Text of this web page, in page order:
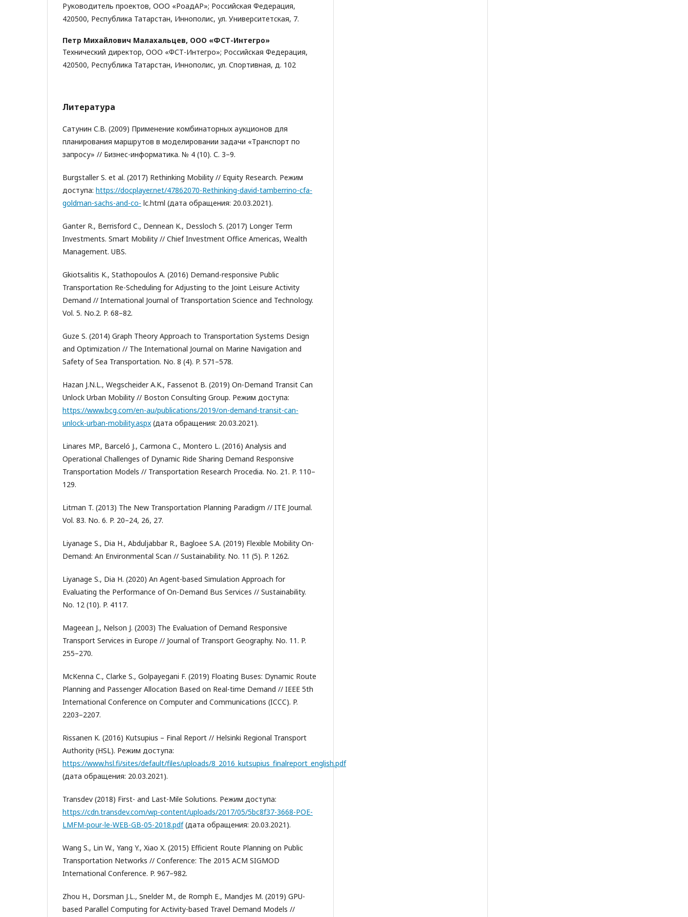
Руководитель проектов, ООО «РоадАР»; Российская Федерация,
420500, Республика Татарстан, Иннополис, ул. Университетская, 7.
Петр Михайлович Малахальцев, ООО «ФСТ-Интегро»
Технический директор, ООО «ФСТ-Интегро»; Российская Федерация,
420500, Республика Татарстан, Иннополис, ул. Спортивная, д. 102
Литература
Сатунин С.В. (2009) Применение комбинаторных аукционов для
планирования маршрутов в моделировании задачи «Транспорт по
запросу» // Бизнес-информатика. № 4 (10). С. 3–9.
Burgstaller S. et al. (2017) Rethinking Mobility // Equity Research. Режим
доступа: https://docplayer.net/47862070-Rethinking-david-tamberrino-cfa-
goldman-sachs-and-co- lc.html (дата обращения: 20.03.2021).
Ganter R., Berrisford C., Dennean K., Dessloch S. (2017) Longer Term
Investments. Smart Mobility // Chief Investment Office Americas, Wealth
Management. UBS.
Gkiotsalitis K., Stathopoulos A. (2016) Demand-responsive Public
Transportation Re-Scheduling for Adjusting to the Joint Leisure Activity
Demand // International Journal of Transportation Science and Technology.
Vol. 5. No.2. P. 68–82.
Guze S. (2014) Graph Theory Approach to Transportation Systems Design
and Optimization // The International Journal on Marine Navigation and
Safety of Sea Transportation. No. 8 (4). P. 571–578.
Hazan J.N.L., Wegscheider A.K., Fassenot B. (2019) On-Demand Transit Can
Unlock Urban Mobility // Boston Consulting Group. Режим доступа:
https://www.bcg.com/en-au/publications/2019/on-demand-transit-can-
unlock-urban-mobility.aspx (дата обращения: 20.03.2021).
Linares MP., Barceló J., Carmona C., Montero L. (2016) Analysis and
Operational Challenges of Dynamic Ride Sharing Demand Responsive
Transportation Models // Transportation Research Procedia. No. 21. P. 110–
129.
Litman T. (2013) The New Transportation Planning Paradigm // ITE Journal.
Vol. 83. No. 6. P. 20–24, 26, 27.
Liyanage S., Dia H., Abduljabbar R., Bagloee S.A. (2019) Flexible Mobility On-
Demand: An Environmental Scan // Sustainability. No. 11 (5). P. 1262.
Liyanage S., Dia H. (2020) An Agent-based Simulation Approach for
Evaluating the Performance of On-Demand Bus Services // Sustainability.
No. 12 (10). P. 4117.
Mageean J., Nelson J. (2003) The Evaluation of Demand Responsive
Transport Services in Europe // Journal of Transport Geography. No. 11. P.
255–270.
McKenna C., Clarke S., Golpayegani F. (2019) Floating Buses: Dynamic Route
Planning and Passenger Allocation Based on Real-time Demand // IEEE 5th
International Conference on Computer and Communications (ICCC). P.
2203–2207.
Rissanen K. (2016) Kutsupius – Final Report // Helsinki Regional Transport
Authority (HSL). Режим доступа:
https://www.hsl.fi/sites/default/files/uploads/8_2016_kutsupius_finalreport_english.pdf
(дата обращения: 20.03.2021).
Transdev (2018) First- and Last-Mile Solutions. Режим доступа:
https://cdn.transdev.com/wp-content/uploads/2017/05/5bc8f37-3668-POE-
LMFM-pour-le-WEB-GB-05-2018.pdf(дата обращения: 20.03.2021).
Wang S., Lin W., Yang Y., Xiao X. (2015) Efficient Route Planning on Public
Transportation Networks // Conference: The 2015 ACM SIGMOD
International Conference. P. 967–982.
Zhou H., Dorsman J.L., Snelder M., de Romph E., Mandjes M. (2019) GPU-
based Parallel Computing for Activity-based Travel Demand Models //